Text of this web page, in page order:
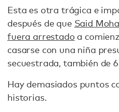
Esta es otra trágica e
después de que Said
fuera arrestado a
casarse con una niña
secuestrada, también de
Hay demasiados puntos
historias.